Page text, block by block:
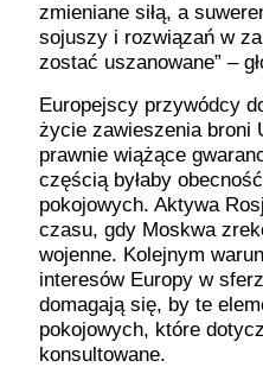
zmieniane siłą, a
sojuszy i rozwiązań w
zostać uszanowane” –
Europejscy przywódcy
życie zawieszenia broni
prawnie wiążące
częścią byłaby
pokojowych. Aktywa
czasu, gdy Moskwa
wojenne. Kolejnym
interesów Europy w
domagają się, by te
pokojowych, które
konsultowane.